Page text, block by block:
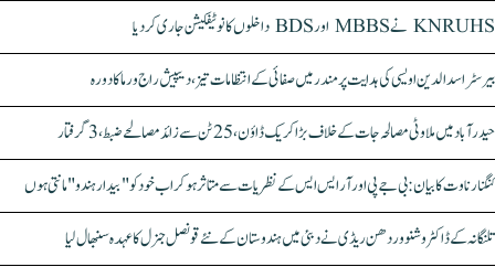
KNRUHS نے MBBS اور BDS داخلوں کا نوٹیفکیشن جاری کر دیا
بیرسٹر اسدالدین اویسی کی ہدایت پر مندر میں صفائی کے انتظامات تیز، دیپیش راج ورما کا دورہ
حیدرآباد میں ملاوٹی مصالحہ جات کے خلاف بڑا کریک ڈاؤن، 25 ٹن سے زائد مصالحے ضبط، 3 گرفتار
کنگنا رناوت کا بیان: بی جے پی اور آر ایس ایس کے نظریات سے متاثر ہو کر اب خود کو "بیدار ہندو" مانتی ہوں
تلنگانہ کے ڈاکٹر وشنو وردھن ریڈی نے دبئی میں ہندوستان کے نئے قونصل جنرل کا عہدہ سنبھال لیا